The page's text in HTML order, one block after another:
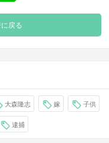
戻る
大森隆志 嫁 子供
逮捕